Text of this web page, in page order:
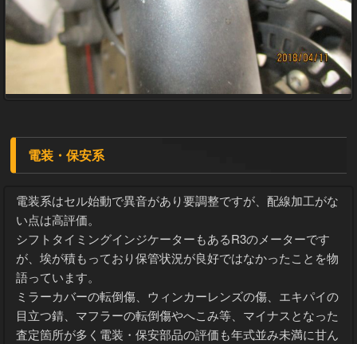
電装・保安系
電装系はセル始動で異音があり要調整ですが、配線加工がな
い点は高評価。
シフトタイミングインジケーターもあるR3のメーターです
が、埃が積もっており保管状況が良好ではなかったことを物
語っています。
ミラーカバーの転倒傷、ウィンカーレンズの傷、エキパイの
目立つ錆、マフラーの転倒傷やへこみ等、マイナスとなった
査定箇所が多く電装・保安部品の評価も年式並み未満に甘ん